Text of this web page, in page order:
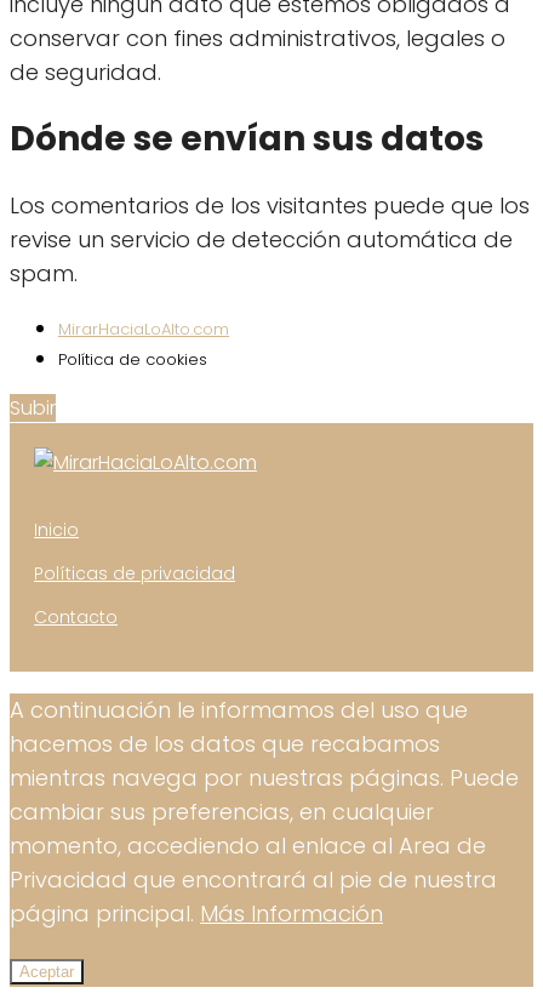
conservar con fines administrativos, legales o
de seguridad.
Dónde se envían sus datos
Los comentarios de los visitantes puede que los
revise un servicio de detección automática de
spam.
MirarHaciaLoAlto.com
Política de cookies
Subir
Inicio
Políticas de privacidad
Contacto
A continuación le informamos del uso que
hacemos de los datos que recabamos
mientras navega por nuestras páginas. Puede
cambiar sus preferencias, en cualquier
momento, accediendo al enlace al Area de
Privacidad que encontrará al pie de nuestra
página principal. Más Información
Aceptar